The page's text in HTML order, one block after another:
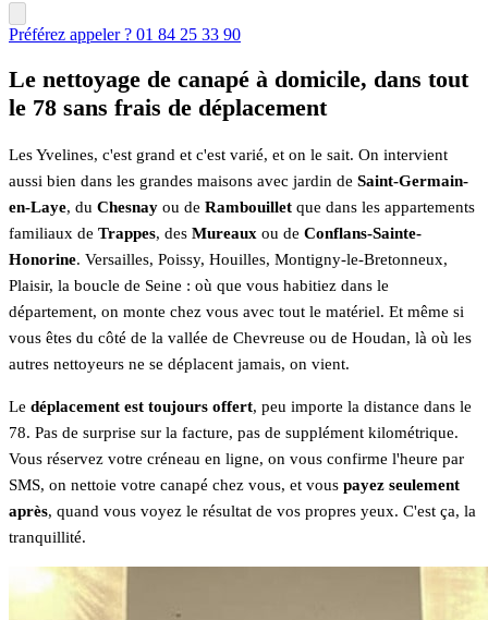
Préférez appeler ? 01 84 25 33 90
Le nettoyage de canapé à domicile, dans tout
le 78 sans frais de déplacement
Les Yvelines, c'est grand et c'est varié, et on le sait. On intervient
aussi bien dans les grandes maisons avec jardin de Saint-Germain-
en-Laye, du Chesnay ou de Rambouillet que dans les appartements
familiaux de Trappes, des Mureaux ou de Conflans-Sainte-
Honorine. Versailles, Poissy, Houilles, Montigny-le-Bretonneux,
Plaisir, la boucle de Seine : où que vous habitiez dans le
département, on monte chez vous avec tout le matériel. Et même si
vous êtes du côté de la vallée de Chevreuse ou de Houdan, là où les
autres nettoyeurs ne se déplacent jamais, on vient.
Le déplacement est toujours offert, peu importe la distance dans le
78. Pas de surprise sur la facture, pas de supplément kilométrique.
Vous réservez votre créneau en ligne, on vous confirme l'heure par
SMS, on nettoie votre canapé chez vous, et vous payez seulement
après, quand vous voyez le résultat de vos propres yeux. C'est ça, la
tranquillité.